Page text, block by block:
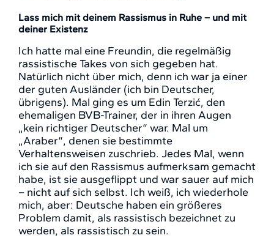
Lass mich mit deinem Rassismus in Ruhe – und mit
deiner Existenz
Ich hatte mal eine Freundin, die regelmäßig
rassistische Takes von sich gegeben hat.
Natürlich nicht über mich, denn ich war ja einer
der guten Ausländer (ich bin Deutscher,
übrigens). Mal ging es um Edin Terzić, den
ehemaligen BVB-Trainer, der in ihren Augen
„kein richtiger Deutscher“ war. Mal um
„Araber“, denen sie bestimmte
Verhaltensweisen zuschrieb. Jedes Mal, wenn
ich sie auf den Rassismus aufmerksam gemacht
habe, ist sie ausgeflippt und war sauer auf mich
– nicht auf sich selbst. Ich weiß, ich wiederhole
mich, aber: Deutsche haben ein größeres
Problem damit, als rassistisch bezeichnet zu
werden, als rassistisch zu sein.